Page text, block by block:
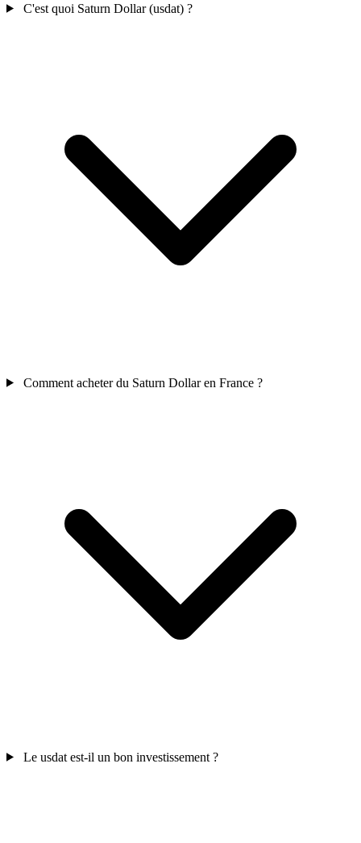
C'est quoi Saturn Dollar (usdat) ?
Comment acheter du Saturn Dollar en France ?
Le usdat est-il un bon investissement ?